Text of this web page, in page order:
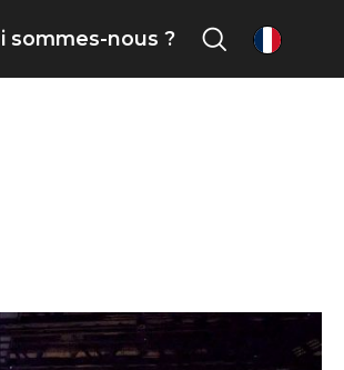
sommes-nous ? fr